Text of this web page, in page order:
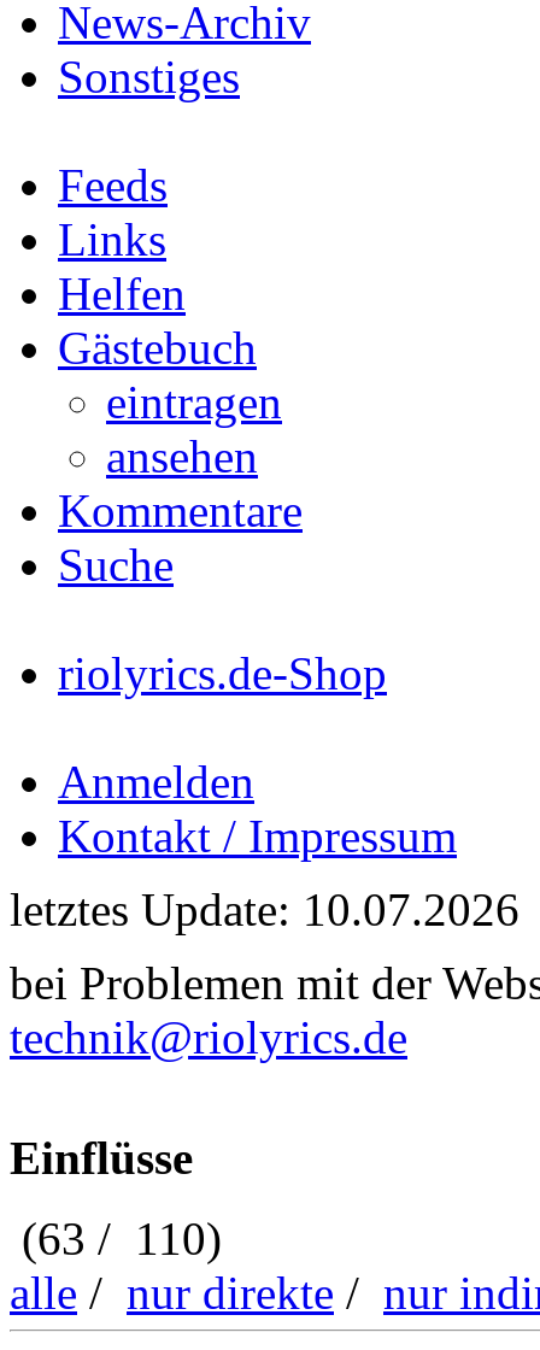
News-Archiv
Sonstiges
Feeds
Links
Helfen
Gästebuch
eintragen
ansehen
Kommentare
Suche
riolyrics.de-Shop
Anmelden
Kontakt / Impressum
letztes Update: 10.07.2026
bei Problemen mit der
technik@riolyrics.de
Einflüsse
(63 / 110)
alle / nur direkte / nur